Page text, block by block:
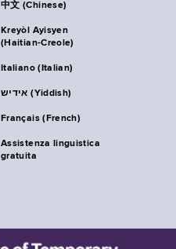
中文 (Chinese)
Kreyòl Ayisyen
(Haitian-Creole)
Italiano (Italian)
אידיש (Yiddish)
Français (French)
Assistenza linguistica
gratuita